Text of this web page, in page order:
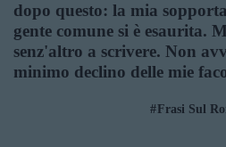
dopo questo: la mia
gente comune si è esaurita.
senz'altro a scrivere. Non
minimo declino delle mie
Frasi Sul